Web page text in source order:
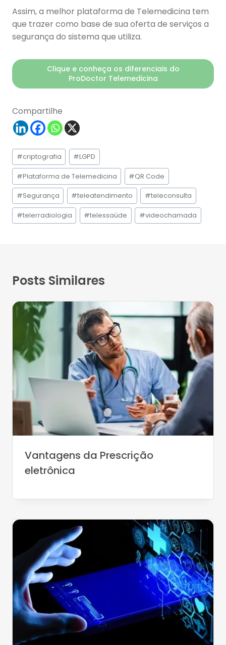
Assim, a melhor plataforma de Telemedicina tem
que trazer como base de sua oferta de serviços a
segurança do sistema que utiliza.
Clique e conheça os diferenciais do
ProDoctor Telemedicina
Compartilhe
Tags
do
Post:
#criptografia #LGPD
#Plataforma de Telemedicina #QR Code
#Segurança #teleatendimento #teleconsulta
#telerradiologia #telessaúde #videochamada
Posts Similares
Vantagens da Prescrição
eletrônica